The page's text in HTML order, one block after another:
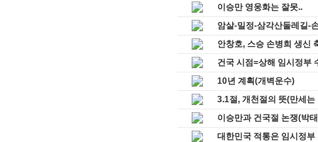
이승만 영웅화는 잘못..
암살-밀정-삼각산둘레길-
안창호, 스승 손병희 생신
건국 시점=상해 임시정부
10년 계획(개벽운수)
3.1절, 개천절의 뜻(만세
이승만과 건국절 논쟁(박
대한민국 적통은 임시정부